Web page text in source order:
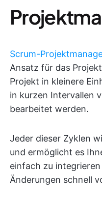
Scrum-
Ansatz für das
Projekt in kleinere
in kurzen Intervallen
bearbeitet werden.
Jeder dieser Zyklen
und ermöglicht es
einfach zu
Änderungen schnell